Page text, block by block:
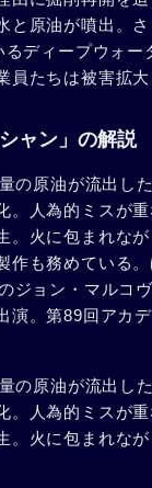
と原油が噴出。
ディープウォ
員たちは被害拡
ャン」の解説
の原油が流出し
。人為的ミスが
。火に包まれな
作も務めている
ジョン・マルコ
演。第89回アカ
の原油が流出し
。人為的ミスが
。火に包まれな